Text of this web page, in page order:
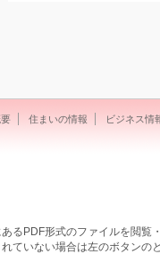
住まいの情報 ビジネス情
るPDF形式のファイルを閲覧
ていない場合は左のボタンの